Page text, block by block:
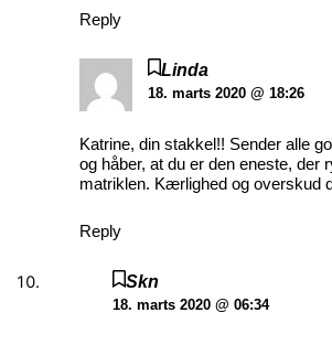
Reply
Linda
18. marts 2020 @ 18:26
Katrine, din stakkel!! Sender alle
og håber, at du er den eneste, der
matriklen. Kærlighed og overskud
Reply
Skn
18. marts 2020 @ 06:34